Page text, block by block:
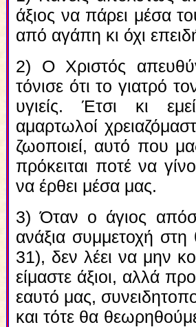
άξιος να πάρει μέσα
από αγάπη κι όχι
2) Ο Χριστός
τόνισε ότι το γιατρό
υγιείς. Έτσι κι
αμαρτωλοί
ζωοποιεί, αυτό που
πρόκειται ποτέ να
να έρθει μέσα μας.
3) Όταν ο άγιος
ανάξια συμμετοχή
31), δεν λέει να μην
είμαστε άξιοι, αλλά
εαυτό μας,
και τότε θα